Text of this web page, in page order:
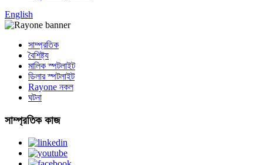
English
সাম্প্রতিক
বৈশিষ্ট্য
মালিক স্পটলাইট
ডিলার স্পটলাইট
Rayone নকল
ঘটনা
সাম্প্রতিক কাজ